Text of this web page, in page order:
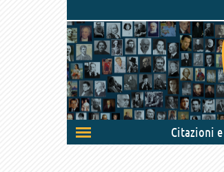
Attiva/disattiva
navigazione
Citazioni